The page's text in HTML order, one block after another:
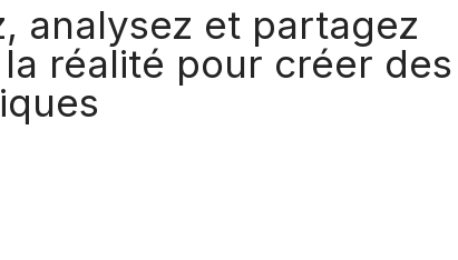
analysez et partagez
réalité pour créer des